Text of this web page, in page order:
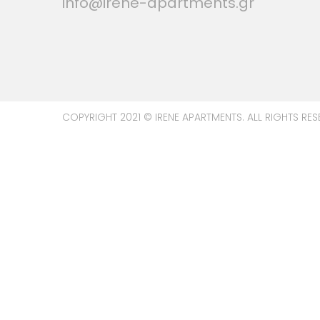
COPYRIGHT 2021 © IRENE APARTMENTS. ALL RIGHTS